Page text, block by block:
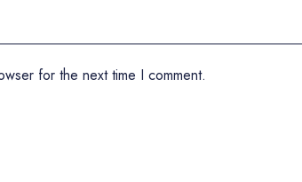
for the next time I comment.